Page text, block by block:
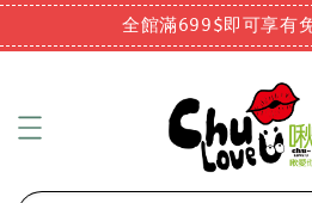
全館滿699$即可享有